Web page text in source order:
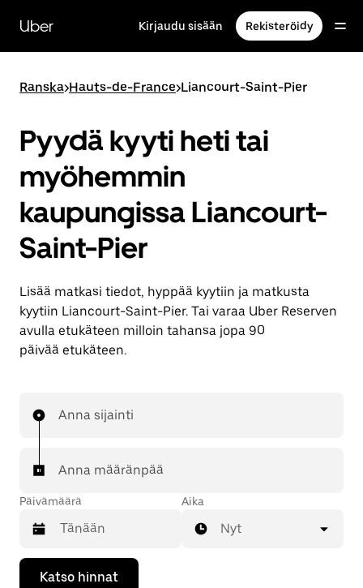
siirry
pääsisältöön
Uber Kirjaudu sisään Rekisteröidy
Ranska>Hauts-de-France>Liancourt-Saint-Pier
Pyydä kyyti heti tai
myöhemmin
kaupungissa Liancourt-
Saint-Pier
Lisää matkasi tiedot, hyppää kyytiin ja matkusta
kyytiin Liancourt-Saint-Pier. Tai varaa Uber Reserven
avulla etukäteen milloin tahansa jopa 90
päivää etukäteen.
Anna sijainti
Anna määränpää
Päivämäärä
Valitse
päivämäärä
Aika
Nyt
Katso hinnat